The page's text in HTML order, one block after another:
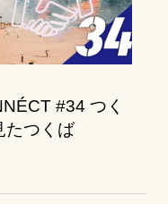
#34 つく
たつくば